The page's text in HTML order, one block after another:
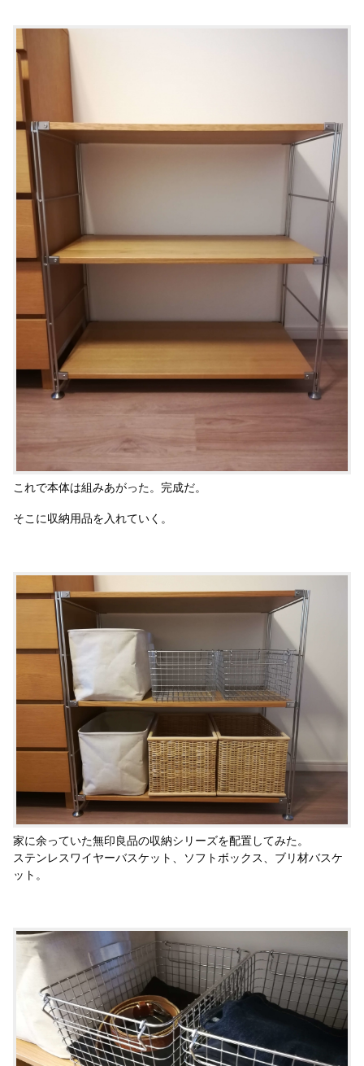
これで本体は組みあがった。完成だ。
そこに収納用品を入れていく。
家に余っていた無印良品の収納シリーズを配置してみた。
ステンレスワイヤーバスケット、ソフトボックス、ブリ材バスケ
ット。